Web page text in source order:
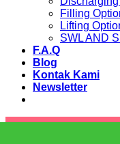
Filling
Lifting
SWL AND
F.A.Q
Blog
Kontak Kami
Newsletter